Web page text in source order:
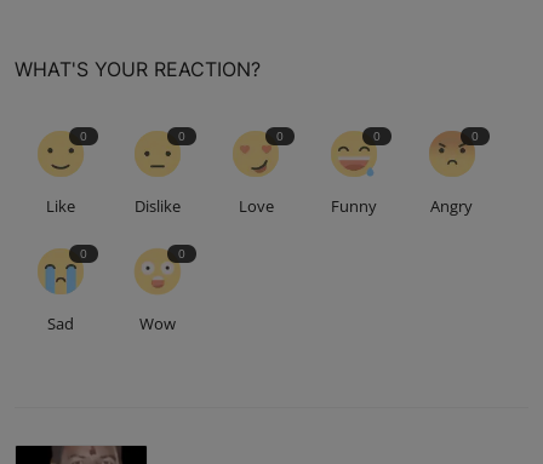
WHAT'S YOUR REACTION?
0
Like
0
Dislike
0
Love
0
Funny
0
Angry
0
Sad
0
Wow